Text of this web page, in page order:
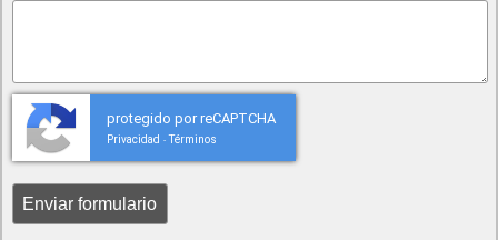
protegido por reCAPTCHA
Privacidad - Términos